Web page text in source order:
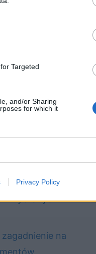
Targeted
and/or Sharing
for which it
Privacy Policy
W
może to być
wybranych
W
może to być
wybranych
na